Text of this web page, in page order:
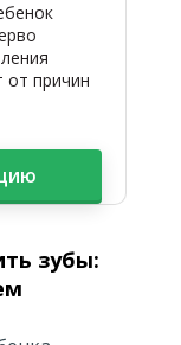
от причин
зубы: